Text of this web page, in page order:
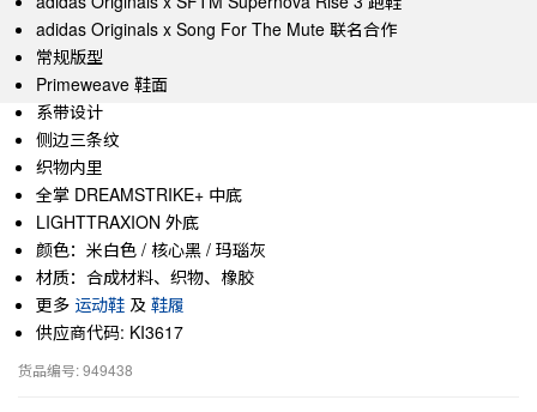
adidas Originals x Song For The Mute 联名合作
常规版型
Primeweave 鞋面
系带设计
侧边三条纹
织物内里
全掌 DREAMSTRIKE+ 中底
LIGHTTRAXION 外底
颜色：米白色 / 核心黑 / 玛瑙灰
材质：合成材料、织物、橡胶
更多 运动鞋 及 鞋履
供应商代码: KI3617
货品编号: 949438